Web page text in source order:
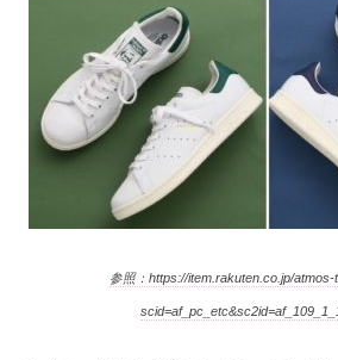
参照：https://item.rakuten.co.jp/